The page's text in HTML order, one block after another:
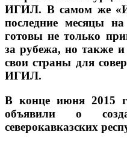
ИГИЛ. В самом же
последние месяцы
готовы не только
за рубежа, но также
свои страны для
ИГИЛ.
В конце июня 2015
объявили о
северокавказских